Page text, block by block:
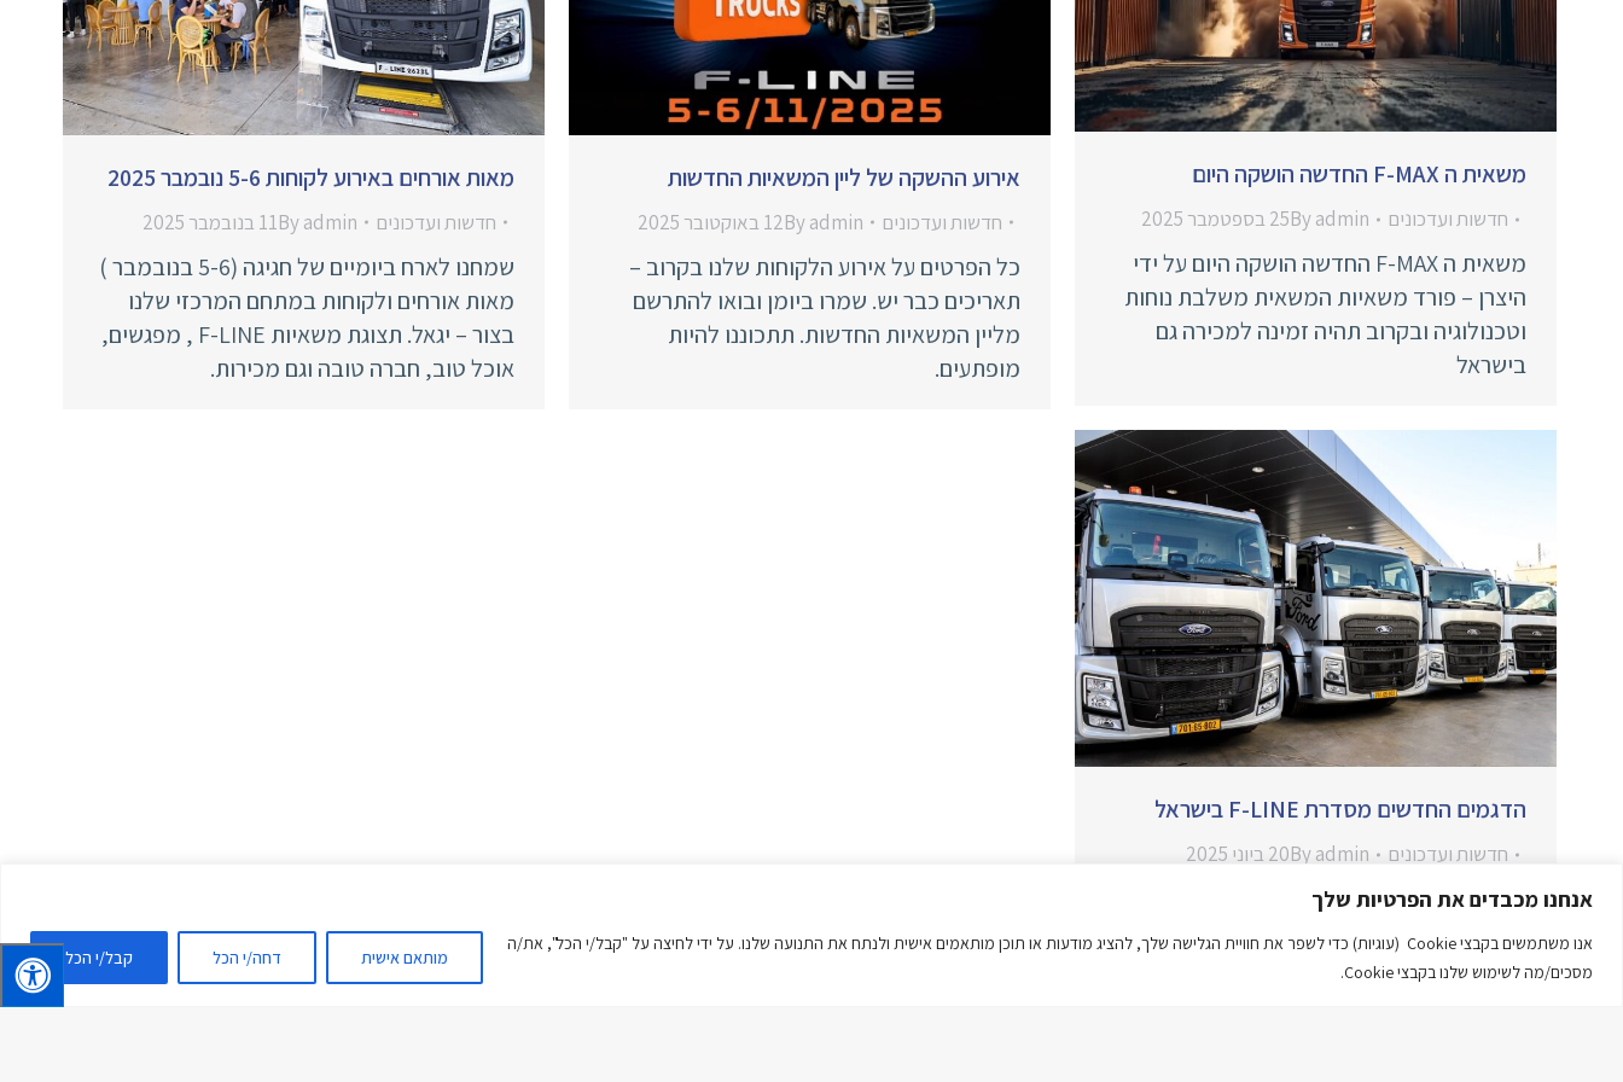
אנחנו מכבדים את הפרטיות שלך
אנו משתמשים בקבצי Cookie (עוגיות) כדי לשפר את חוויית הגלישה שלך, להציג מודעות או תוכן מותאמים אישית ולנתח את התנועה שלנו. על ידי לחיצה על "קבל/י הכל", את/ה
מסכים/מה לשימוש שלנו בקבצי Cookie.
מותאם אישית דחה/י הכל קבל/י הכל
מאות אורחים באירוע לקוחות 5-6 נובמבר 2025
חדשות ועדכונים Byadmin 11 בנובמבר 2025
שמחנו לארח ביומיים של חגיגה (5-6 בנובמבר )
מאות אורחים ולקוחות במתחם המרכזי שלנו
בצור – יגאל. תצוגת משאיות F-LINE , מפגשים,
אוכל טוב, חברה טובה וגם מכירות.
אירוע ההשקה של ליין המשאיות החדשות
חדשות ועדכונים Byadmin 12 באוקטובר 2025
כל הפרטים על אירוע הלקוחות שלנו בקרוב –
תאריכים כבר יש. שמרו ביומן ובואו להתרשם
מליין המשאיות החדשות. תתכוננו להיות
מופתעים.
משאית ה F-MAX החדשה הושקה היום
חדשות ועדכונים Byadmin 25 בספטמבר 2025
משאית ה F-MAX החדשה הושקה היום על ידי
היצרן – פורד משאיות המשאית משלבת נוחות
וטכנולוגיה ובקרוב תהיה זמינה למכירה גם
בישראל
הדגמים החדשים מסדרת F-LINE בישראל
חדשות ועדכונים Byadmin 20 ביוני 2025
משאיות פורד מסדרת ומשאיות ראשונות כבר
נמכרו וסופקו ללקוחות. אנחנו מזמינים אתכם